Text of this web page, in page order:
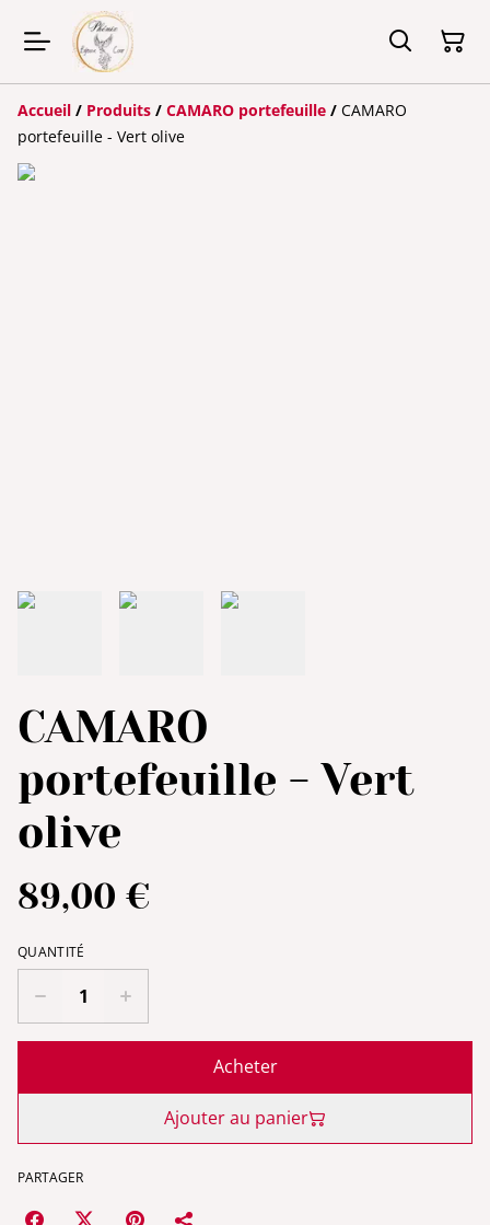
Accueil / Produits / CAMARO portefeuille / CAMARO
portefeuille - Vert olive
CAMARO
portefeuille - Vert
olive
89,00 €
QUANTITÉ
Acheter
Ajouter au panier
PARTAGER